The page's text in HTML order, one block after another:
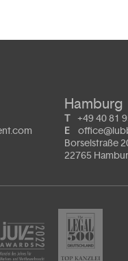
Hamburg
T +49 40 81
E
Borselstraße
22765